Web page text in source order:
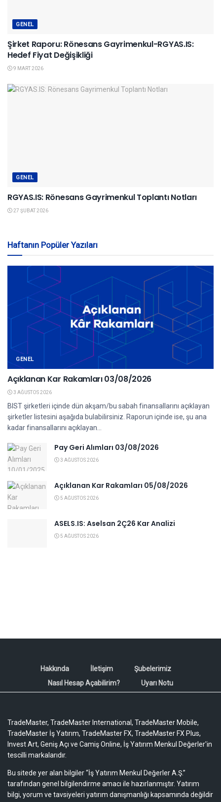
GENEL
Şirket Raporu: Rönesans Gayrimenkul-RGYAS.IS:
Hedef Fiyat Değişikliği
9 MART 2026
GENEL
RGYAS.IS: Rönesans Gayrimenkul Toplantı Notları
27 ŞUBAT 2026
Haftanın Popüler Yazıları
GENEL
Açıklanan Kar Rakamları 03/08/2026
3 AĞUSTOS 2026
BIST şirketleri içinde dün akşam/bu sabah finansallarını açıklayan
şirketler listesini aşağıda bulabilirsiniz. Raporun içinde ise, şu ana
kadar finansallarını açıklayan...
Pay Geri Alımları 03/08/2026
3 AĞUSTOS 2026
Açıklanan Kar Rakamları 05/08/2026
5 AĞUSTOS 2026
ASELS.IS: Aselsan 2Ç26 Kar Analizi
5 AĞUSTOS 2026
Hakkında İletişim
Şubelerimiz
Nasıl Hesap Açabilirim?
Uyarı Notu
TradeMaster, TradeMaster International, TradeMaster Mobile,
TradeMaster İş Yatırım, TradeMaster FX, TradeMaster FX Plus,
Invest Art, Geniş Açı ve Camiş Online, İş Yatırım Menkul Değerler'in
tescilli markalarıdır.
Bu sitede yer alan bilgiler “İş Yatırım Menkul Değerler A.Ş.”
tarafından genel bilgilendirme amacı ile hazırlanmıştır. Yatırım
bilgi, yorum ve tavsiyeleri yatırım danışmanlığı kapsamında değildir